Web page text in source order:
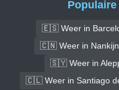
🇪🇸 Weer in
🇨🇳 Weer in Nankijn
🇸🇾 Weer in
🇨🇱 Weer in Santiago